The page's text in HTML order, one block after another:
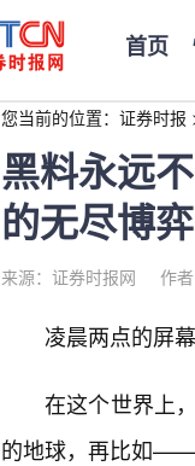
首页
您当前的位置： 证券时报
黑料永远
的无尽博弈
来源：证券时报网 作
凌晨两点的屏
在这个世界上
的地球，再比如——